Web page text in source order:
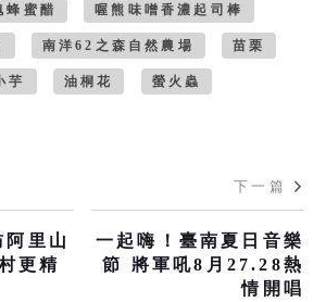
蜂蜜醋 喔熊味噌香濃起司棒
南洋62之森自然農場 苗栗
芋 油桐花 螢火蟲
里山
更精
下一篇
一起嗨！臺南夏日音樂
節 將軍吼8月27.28熱
情開唱